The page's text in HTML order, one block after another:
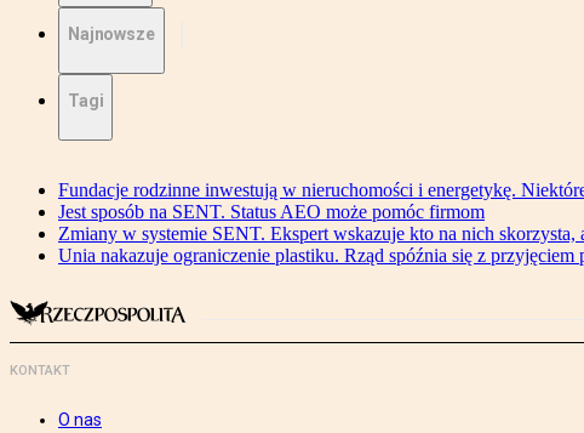
Najnowsze
Tagi
Fundacje rodzinne inwestują w nieruchomości i energetykę.
Jest sposób na SENT. Status AEO może pomóc firmom
Zmiany w systemie SENT. Ekspert wskazuje kto na nich skorzysta,
Unia nakazuje ograniczenie plastiku. Rząd spóźnia się z przyjęciem
KONTAKT
O nas